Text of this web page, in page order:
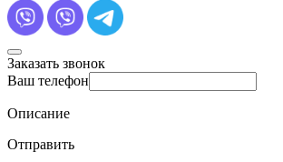
Заказать звонок
Ваш телефон
Описание
Отправить